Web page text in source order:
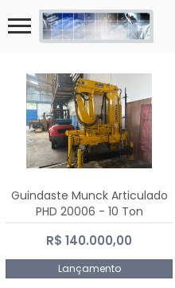
Guindaste Munck Articulado
PHD 20006 - 10 Ton
R$ 140.000,00
Lançamento